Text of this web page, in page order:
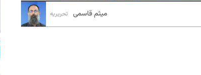
میثم قاسمی تحریریه